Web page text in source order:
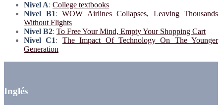
Nivel A: College textbooks
Nivel B1: WOW Airlines Collapses, Leaving Thousands
Without Flights
Nivel B2: To Free Your Mind, Empty Your Shopping Cart
Nivel C1: The Impact Of Technology On The Younger
Generation
Inglés